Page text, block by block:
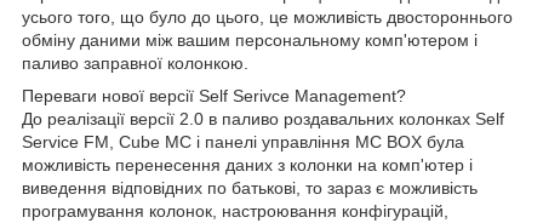
усього того, що було до цього, це можливість двостороннього
обміну даними між вашим персональному комп'ютером і
паливо заправної колонкою.
Переваги нової версії Self Serivce Management?
До реалізації версії 2.0 в паливо роздавальних колонках Self
Service FM, Cube MC і панелі управління MC BOX була
можливість перенесення даних з колонки на комп'ютер і
виведення відповідних по батькові, то зараз є можливість
програмування колонок, настроювання конфігурацій,